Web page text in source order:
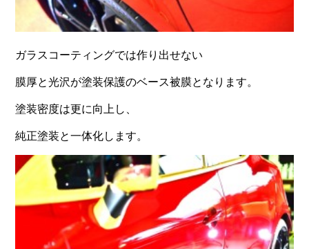
ガラスコーティングでは作り出せない
膜厚と光沢が塗装保護のベース被膜となります。
塗装密度は更に向上し、
純正塗装と一体化します。